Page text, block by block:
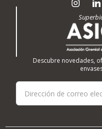
Descubre novedades,